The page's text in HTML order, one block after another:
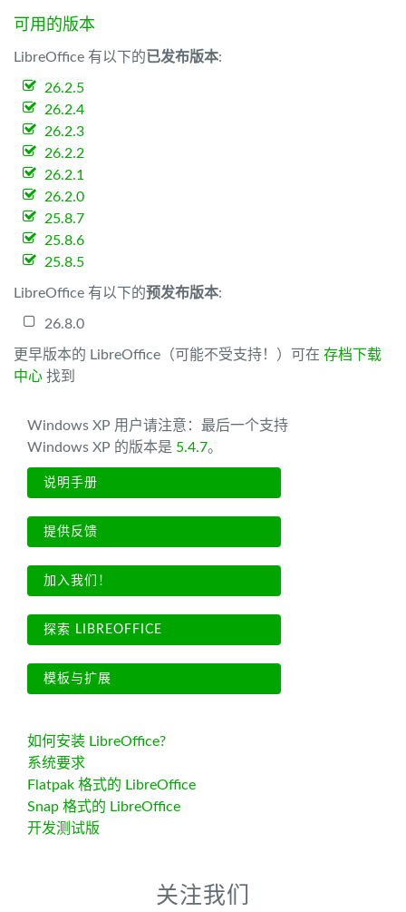
可用的版本
LibreOffice 有以下的已发布版本:
26.2.5
26.2.4
26.2.3
26.2.2
26.2.1
26.2.0
25.8.7
25.8.6
25.8.5
LibreOffice 有以下的预发布版本:
26.8.0
更早版本的 LibreOffice（可能不受支持！）可在 存档下载
中心 找到
Windows XP 用户请注意：最后一个支持
Windows XP 的版本是 5.4.7。
说明手册
提供反馈
加入我们！
探索 LIBREOFFICE
模板与扩展
如何安装 LibreOffice?
系统要求
Flatpak 格式的 LibreOffice
Snap 格式的 LibreOffice
开发测试版
关注我们